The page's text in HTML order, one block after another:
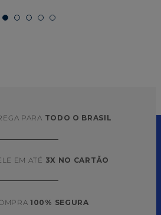
PARA TODO O BRASIL
EM ATÉ 3X NO CARTÃO
100% SEGURA